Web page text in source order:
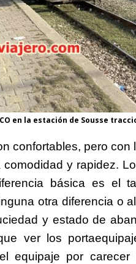
en la estación de Sousse
confortables, pero
y rapidez.
básica es el
otra diferencia o
y estado de
ver los
equipaje por